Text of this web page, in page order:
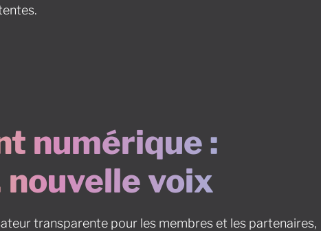
numérique :
nouvelle voix
transparente pour les membres et les partenaires,